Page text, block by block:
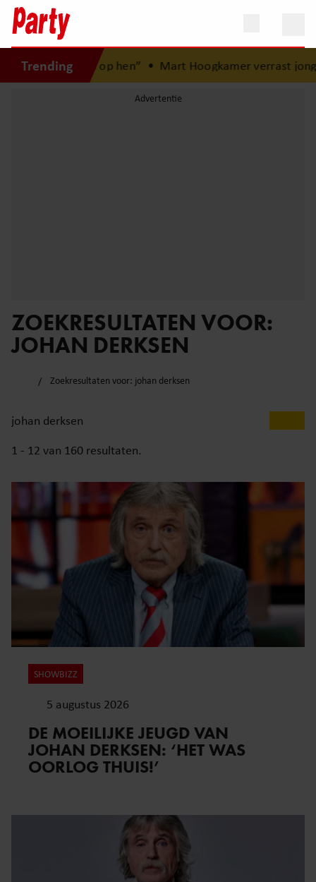
Trending
trots op hen” • Mart Hoogkamer verrast jonge fan
ZOEKRESULTATEN VOOR:
JOHAN DERKSEN
Zoekresultaten voor: johan derksen
1 - 12 van 160 resultaten.
SHOWBIZZ
5 augustus 2026
DE MOEILIJKE JEUGD VAN
JOHAN DERKSEN: ‘HET WAS
OORLOG THUIS!’